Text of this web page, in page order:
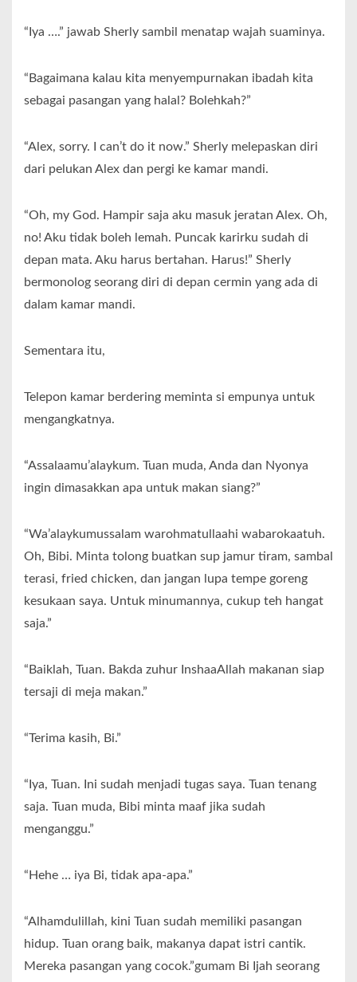
“Iya ….” jawab Sherly sambil menatap wajah suaminya.
“Bagaimana kalau kita menyempurnakan ibadah kita
sebagai pasangan yang halal? Bolehkah?”
“Alex, sorry. I can’t do it now.” Sherly melepaskan diri
dari pelukan Alex dan pergi ke kamar mandi.
“Oh, my God. Hampir saja aku masuk jeratan Alex. Oh,
no! Aku tidak boleh lemah. Puncak karirku sudah di
depan mata. Aku harus bertahan. Harus!” Sherly
bermonolog seorang diri di depan cermin yang ada di
dalam kamar mandi.
Sementara itu,
Telepon kamar berdering meminta si empunya untuk
mengangkatnya.
“Assalaamu’alaykum. Tuan muda, Anda dan Nyonya
ingin dimasakkan apa untuk makan siang?”
“Wa’alaykumussalam warohmatullaahi wabarokaatuh.
Oh, Bibi. Minta tolong buatkan sup jamur tiram, sambal
terasi, fried chicken, dan jangan lupa tempe goreng
kesukaan saya. Untuk minumannya, cukup teh hangat
saja.”
“Baiklah, Tuan. Bakda zuhur InshaaAllah makanan siap
tersaji di meja makan.”
“Terima kasih, Bi.”
“Iya, Tuan. Ini sudah menjadi tugas saya. Tuan tenang
saja. Tuan muda, Bibi minta maaf jika sudah
menganggu.”
“Hehe … iya Bi, tidak apa-apa.”
“Alhamdulillah, kini Tuan sudah memiliki pasangan
hidup. Tuan orang baik, makanya dapat istri cantik.
Mereka pasangan yang cocok.”gumam Bi Ijah seorang